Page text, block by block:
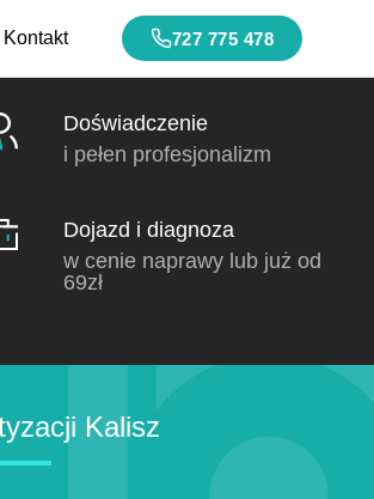
Kontakt 727 775 478
Doświadczenie
i pełen profesjonalizm
Dojazd i diagnoza
w cenie naprawy lub już od
69zł
Kalisz